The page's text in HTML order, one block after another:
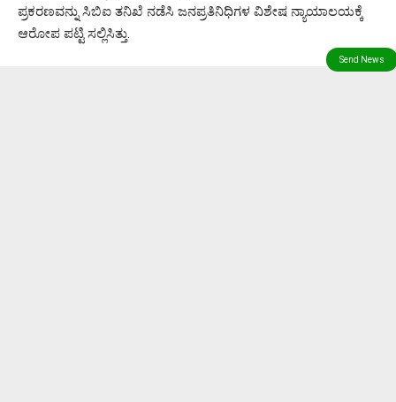
ಪ್ರಕರಣವನ್ನು ಸಿಬಿಐ ತನಿಖೆ ನಡೆಸಿ ಜನಪ್ರತಿನಿಧಿಗಳ ವಿಶೇಷ ನ್ಯಾಯಾಲಯಕ್ಕೆ
ಆರೋಪ ಪಟ್ಟಿ ಸಲ್ಲಿಸಿತ್ತು.